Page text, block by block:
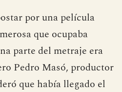
por una película
que ocupaba
parte del metraje era
Pedro Masó, productor
que había llegado el